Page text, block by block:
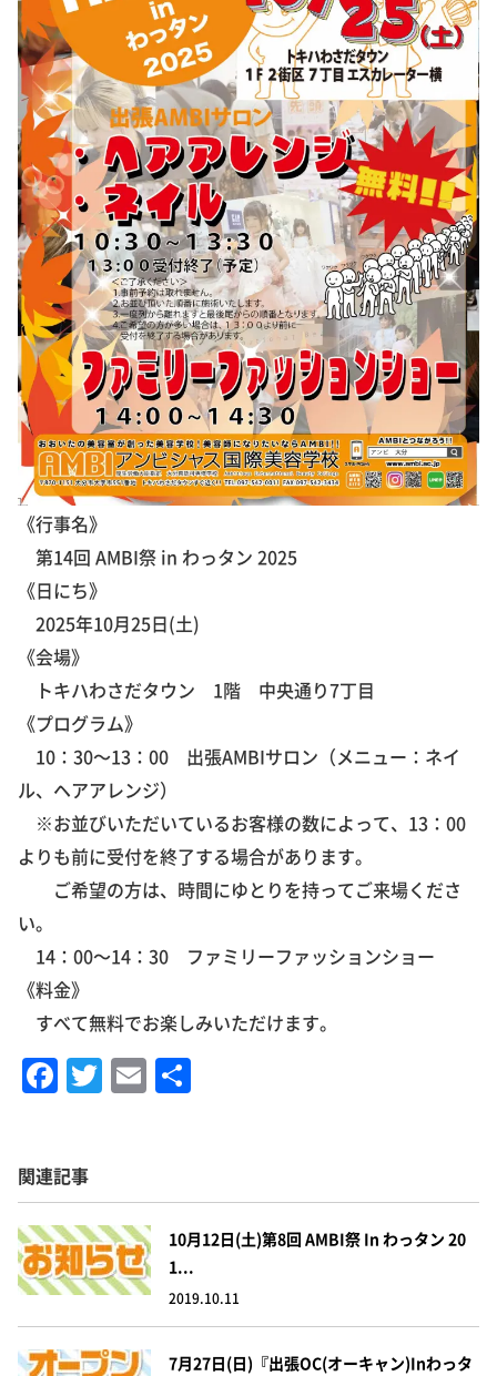
《行事名》
第14回 AMBI祭 in わっタン 2025
《日にち》
2025年10月25日(土)
《会場》
トキハわさだタウン 1階 中央通り7丁目
《プログラム》
10：30～13：00 出張AMBIサロン（メニュー：ネイ
ル、ヘアアレンジ）
※お並びいただいているお客様の数によって、13：00
よりも前に受付を終了する場合があります。
ご希望の方は、時間にゆとりを持ってご来場くださ
い。
14：00～14：30 ファミリーファッションショー
《料金》
すべて無料でお楽しみいただけます。
F
e
b
o
o
k
T
r
E
関連記事
10月12日(土)第8回 AMBI祭 In わっタン 20
1...
2019.10.11
7月27日(日)『出張OC(オーキャン)inわっタ